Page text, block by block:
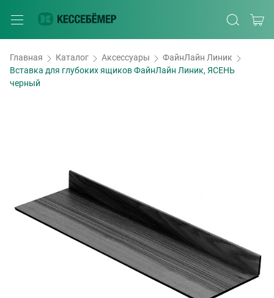
Главная Каталог Аксессуары
ФайнЛайн Линик
Вставка для глубоких ящиков ФайнЛайн Линик, ЯСЕНЬ
черный